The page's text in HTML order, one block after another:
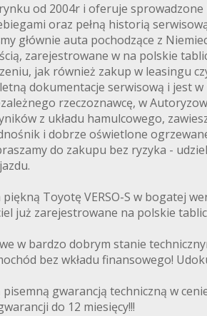
rynku od 2004r i oferuje
oraz pełną historią
głównie auta pochodzące z
zarejestrowane w na polskie
jak również zakup w leasingu
dokumentacje serwisową i jest
rzeczoznawcę, w
z układu hamulcowego,
i dobrze oświetlone
do zakupu bez ryzyka -
Toyotę VERSO-S w bogatej
już zarejestrowane na polskie
w bardzo dobrym stanie
bez wkładu finansowego!
gwarancją techniczną w
do 12 miesięcy!!!